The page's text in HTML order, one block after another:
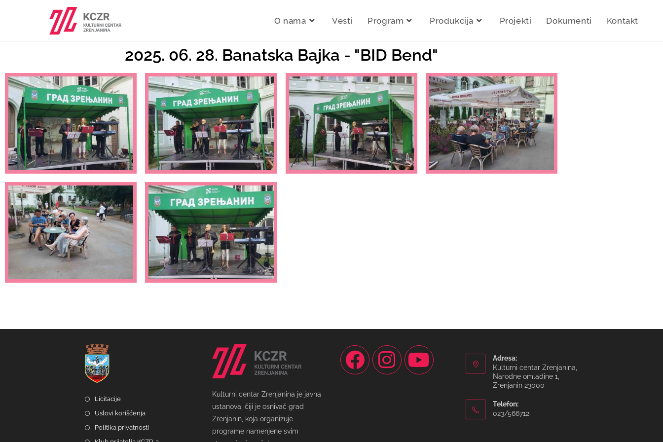
O nama Vesti Program Produkcija Projekti Dokumenti Kontakt
2025. 06. 28. Banatska Bajka - "BID Bend"
Licitacije
Uslovi korišćenja
Politika privatnosti
Kulturni centar Zrenjanina je javna
ustanova, čiji je osnivač grad
Zrenjanin, koja organizuje
programe namenjene svim
Adresa:
Kulturni centar Zrenjanina,
Narodne omladine 1,
Zrenjanin 23000
Telefon:
023/566712